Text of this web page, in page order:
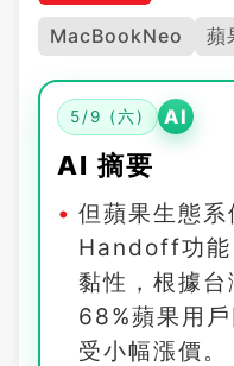
MacBookNeo 蘋
5/9 (六) AI
AI 摘要
但蘋果生態
Handoff功
黏性，根據台
68%蘋果用
受小幅漲價。